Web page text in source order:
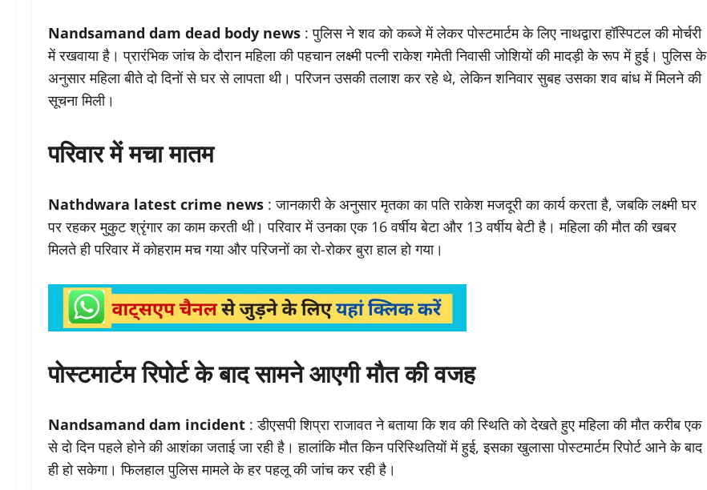
Nandsamand dam dead body news : पुलिस ने शव को कब्जे में लेकर पोस्टमार्टम के लिए नाथद्वारा हॉस्पिटल की मोर्चरी
में रखवाया है। प्रारंभिक जांच के दौरान महिला की पहचान लक्ष्मी पत्नी राकेश गमेती निवासी जोशियों की मादड़ी के रूप में हुई। पुलिस के
अनुसार महिला बीते दो दिनों से घर से लापता थी। परिजन उसकी तलाश कर रहे थे, लेकिन शनिवार सुबह उसका शव बांध में मिलने की
सूचना मिली।
परिवार में मचा मातम
Nathdwara latest crime news : जानकारी के अनुसार मृतका का पति राकेश मजदूरी का कार्य करता है, जबकि लक्ष्मी घर
पर रहकर मुकुट श्रृंगार का काम करती थी। परिवार में उनका एक 16 वर्षीय बेटा और 13 वर्षीय बेटी है। महिला की मौत की खबर
मिलते ही परिवार में कोहराम मच गया और परिजनों का रो-रोकर बुरा हाल हो गया।
पोस्टमार्टम रिपोर्ट के बाद सामने आएगी मौत की वजह
Nandsamand dam incident : डीएसपी शिप्रा राजावत ने बताया कि शव की स्थिति को देखते हुए महिला की मौत करीब एक
से दो दिन पहले होने की आशंका जताई जा रही है। हालांकि मौत किन परिस्थितियों में हुई, इसका खुलासा पोस्टमार्टम रिपोर्ट आने के बाद
ही हो सकेगा। फिलहाल पुलिस मामले के हर पहलू की जांच कर रही है।